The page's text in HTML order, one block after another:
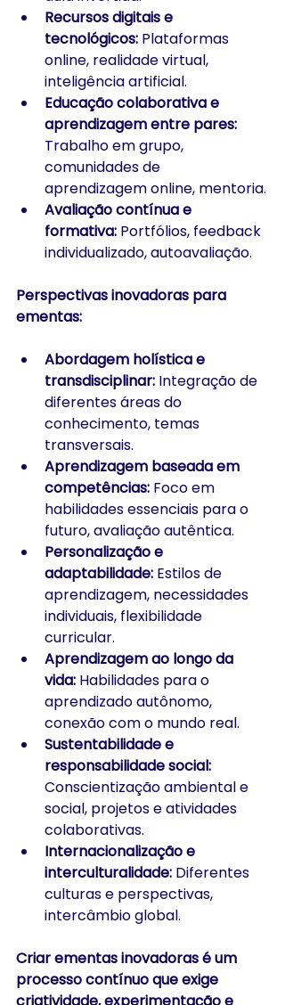
Recursos digitais e
tecnológicos: Plataformas
online, realidade virtual,
inteligência artificial.
Educação colaborativa e
aprendizagem entre pares:
Trabalho em grupo,
comunidades de
aprendizagem online, mentoria.
Avaliação contínua e
formativa: Portfólios, feedback
individualizado, autoavaliação.
Perspectivas inovadoras para
ementas:
Abordagem holística e
transdisciplinar: Integração de
diferentes áreas do
conhecimento, temas
transversais.
Aprendizagem baseada em
competências: Foco em
habilidades essenciais para o
futuro, avaliação autêntica.
Personalização e
adaptabilidade: Estilos de
aprendizagem, necessidades
individuais, flexibilidade
curricular.
Aprendizagem ao longo da
vida: Habilidades para o
aprendizado autônomo,
conexão com o mundo real.
Sustentabilidade e
responsabilidade social:
Conscientização ambiental e
social, projetos e atividades
colaborativas.
Internacionalização e
interculturalidade: Diferentes
culturas e perspectivas,
intercâmbio global.
Criar ementas inovadoras é um
processo contínuo que exige